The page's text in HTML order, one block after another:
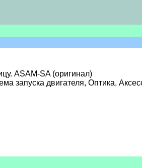
ASAM-SA (оригинал)
запуска двигателя, Оптика,